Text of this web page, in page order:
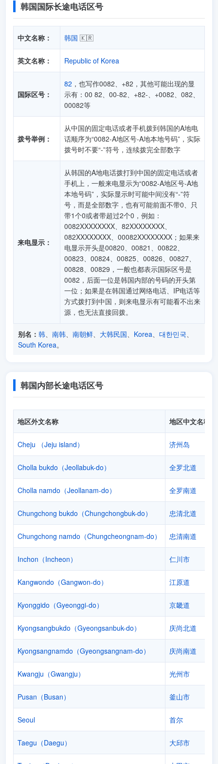
韩国国际长途电话区号
中文名称： 韩国 🇰🇷
英文名称： Republic of Korea
国际区号：
82 ，也写作0082、+82，其他可能出现的显
示有：00 82、00-82、+82-、+0082、082、
00082等
拨号举例：
从中国的固定电话或者手机拨到韩国的A地电
话顺序为“0082-A地区号-A地本地号码”，实际
拨号时不要“-”符号，连续拨完全部数字
来电显示：
从韩国的A地电话拨打到中国的固定电话或者
手机上，一般来电显示为“0082-A地区号-A地
本地号码”，实际显示时可能中间没有“-”符
号，而是全部数字，也有可能前面不带0、只
带1个0或者带超过2个0，例如：
0082XXXXXXXX、82XXXXXXXX、
082XXXXXXXX、00082XXXXXXXX；如果来
电显示开头是00820、00821、00822、
00823、00824、00825、00826、00827、
00828、00829，一般也都表示国际区号是
0082，后面一位是韩国内部的号码的开头第
一位；如果是在韩国通过网络电话、IP电话等
方式拨打到中国，则来电显示有可能看不出来
源，也无法直接回拨。
别名： 韩、 南韩、 南朝鲜、 大韩民国、 Korea、 대한민국、
South Korea。
韩国内部长途电话区号
地区外文名称 地区中文名称
Cheju （Jeju island） 济州岛
Cholla bukdo（Jeollabuk-do） 全罗北道
Cholla namdo（Jeollanam-do） 全罗南道
Chungchong bukdo（Chungchongbuk-do） 忠清北道
Chungchong namdo（Chungcheongnam-do） 忠清南道
Inchon（Incheon） 仁川市
Kangwondo（Gangwon-do） 江原道
Kyonggido（Gyeonggi-do） 京畿道
Kyongsangbukdo（Gyeongsanbuk-do） 庆尚北道
Kyongsangnamdo（Gyeongsangnam-do） 庆尚南道
Kwangju（Gwangju） 光州市
Pusan（Busan） 釜山市
Seoul 首尔
Taegu（Daegu） 大邱市